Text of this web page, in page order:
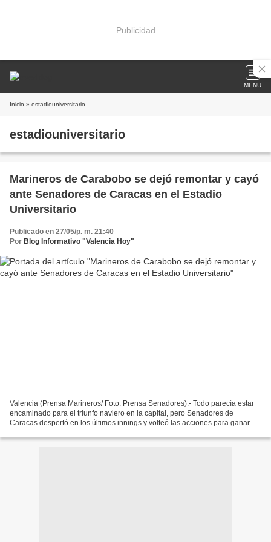
Publicidad
MENU
Inicio » estadiouniversitario
estadiouniversitario
Marineros de Carabobo se dejó remontar y cayó
ante Senadores de Caracas en el Estadio
Universitario
Publicado en 27/05/p. m. 21:40
Por Blog Informativo "Valencia Hoy"
Valencia (Prensa Marineros/ Foto: Prensa Senadores).- Todo parecía estar
encaminado para el triunfo naviero en la capital, pero Senadores de
Caracas despertó en los últimos innings y volteó las acciones para ganar 5